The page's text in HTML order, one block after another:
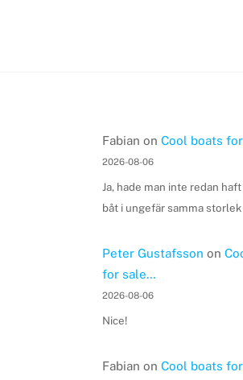
Fabian on Cool boats
2026-08-06
Ja, hade man inte redan
båt i ungefär samma storlek
Peter Gustafsson on
for sale…
2026-08-06
Nice!
Fabian on Cool boats